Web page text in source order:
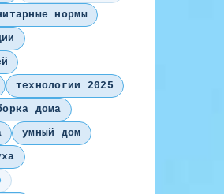
нормы
технологии 2025
дома
умный дом